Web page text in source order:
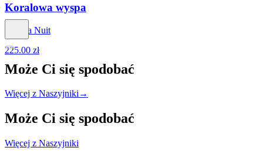
Koralowa wyspa
Galeria Nuit
225.00 zł
Może Ci się spodobać
Więcej z Naszyjniki→
Może Ci się spodobać
Więcej z Naszyjniki